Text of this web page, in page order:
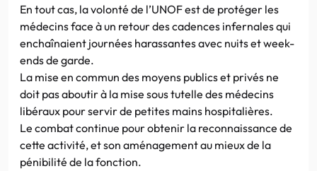
En tout cas, la volonté de l’UNOF est de protéger les
médecins face à un retour des cadences infernales qui
enchaînaient journées harassantes avec nuits et week-
ends de garde.
La mise en commun des moyens publics et privés ne
doit pas aboutir à la mise sous tutelle des médecins
libéraux pour servir de petites mains hospitalières.
Le combat continue pour obtenir la reconnaissance de
cette activité, et son aménagement au mieux de la
pénibilité de la fonction.